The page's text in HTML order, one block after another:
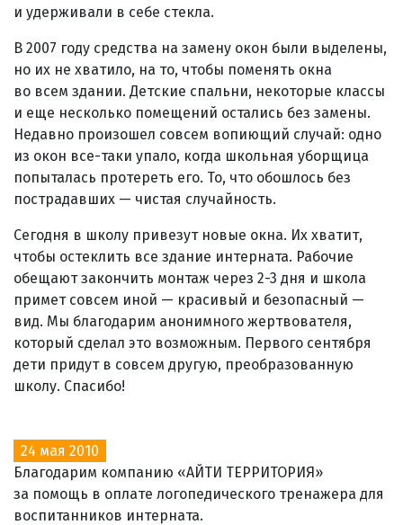
и удерживали в себе стекла.
В 2007 году средства на замену окон были выделены,
но их не хватило, на то, чтобы поменять окна
во всем здании. Детские спальни, некоторые классы
и еще несколько помещений остались без замены.
Недавно произошел совсем вопиющий случай: одно
из окон все-таки упало, когда школьная уборщица
попыталась протереть его. То, что обошлось без
пострадавших — чистая случайность.
Сегодня в школу привезут новые окна. Их хватит,
чтобы остеклить все здание интерната. Рабочие
обещают закончить монтаж через 2-3 дня и школа
примет совсем иной — красивый и безопасный —
вид. Мы благодарим анонимного жертвователя,
который сделал это возможным. Первого сентября
дети придут в совсем другую, преобразованную
школу. Спасибо!
24 мая 2010
Благодарим компанию «АЙТИ ТЕРРИТОРИЯ»
за помощь в оплате логопедического тренажера для
воспитанников интерната.